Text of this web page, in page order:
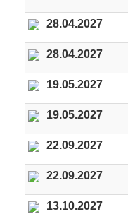
28.04.2027
28.04.2027
19.05.2027
19.05.2027
22.09.2027
22.09.2027
13.10.2027